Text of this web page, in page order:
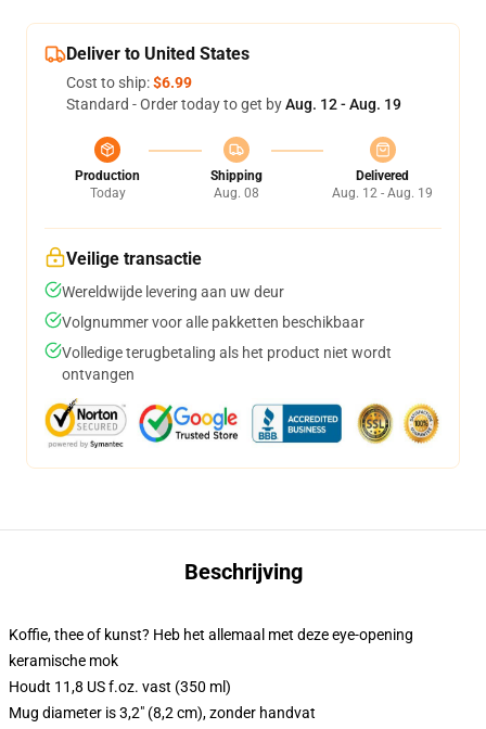
Deliver to United States
Cost to ship:$6.99
Standard - Order today to get byAug. 12 - Aug. 19
Production
Today
Shipping
Aug. 08
Delivered
Aug. 12 - Aug. 19
Veilige transactie
Wereldwijde levering aan uw deur
Volgnummer voor alle pakketten beschikbaar
Volledige terugbetaling als het product niet wordt
ontvangen
Beschrijving
Koffie, thee of kunst? Heb het allemaal met deze eye-opening
keramische mok
Houdt 11,8 US f.oz. vast (350 ml)
Mug diameter is 3,2" (8,2 cm), zonder handvat